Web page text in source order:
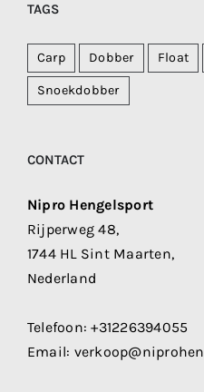
TAGS
Carp Dobber Float
Snoekdobber
CONTACT
Nipro Hengelsport
Rijperweg 48,
1744 HL Sint Maarten,
Nederland
Telefoon:+31226394055
Email: